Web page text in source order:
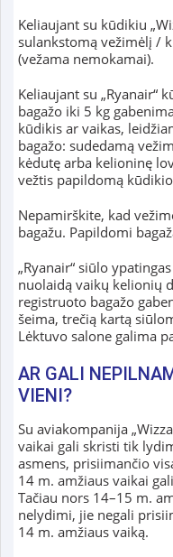
Keliaujant su kūdikiu
sulankstomą vežimėlį /
(vežama nemokamai).
Keliaujant su „Ryanair“
bagažo iki 5 kg
kūdikis ar vaikas,
bagažo: sudedamą
kėdutę arba kelioninę
vežtis papildomą
Nepamirškite, kad
bagažu. Papildomi
„Ryanair“ siūlo
nuolaidą vaikų kelionių
registruoto bagažo
šeima, trečią kartą
Lėktuvo salone galima
AR GALI
VIENI?
Su aviakompanija
vaikai gali skristi tik
asmens, prisiimančio
14 m. amžiaus vaikai
Tačiau nors 14–15 m.
nelydimi, jie negali
14 m. amžiaus vaiką.